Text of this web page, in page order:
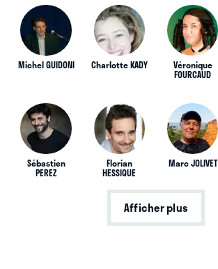
Michel GUIDONI Charlotte KADY Véronique
FOURCAUD
Sébastien
PEREZ
Florian
HESSIQUE
Marc JOLIVET
Afficher plus